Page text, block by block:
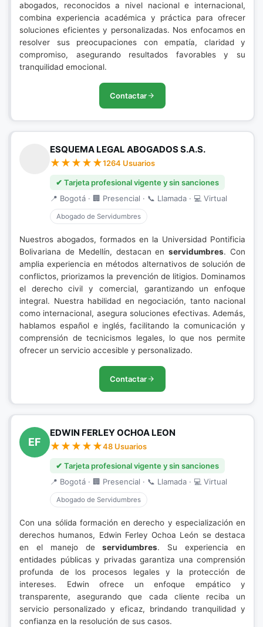
abogados, reconocidos a nivel nacional e internacional,
combina experiencia académica y práctica para ofrecer
soluciones eficientes y personalizadas. Nos enfocamos en
resolver sus preocupaciones con empatía, claridad y
compromiso, asegurando resultados favorables y su
tranquilidad emocional.
Contactar
ESQUEMA LEGAL ABOGADOS S.A.S.
1264 Usuarios
✔ Tarjeta profesional vigente y sin sanciones
📍 Bogotá · 🏢 Presencial · 📞 Llamada · 💻 Virtual
Abogado de Servidumbres
Nuestros abogados, formados en la Universidad Pontificia
Bolivariana de Medellín, destacan enservidumbres. Con
amplia experiencia en métodos alternativos de solución de
conflictos, priorizamos la prevención de litigios. Dominamos
el derecho civil y comercial, garantizando un enfoque
integral. Nuestra habilidad en negociación, tanto nacional
como internacional, asegura soluciones efectivas. Además,
hablamos español e inglés, facilitando la comunicación y
comprensión de tecnicismos legales, lo que nos permite
ofrecer un servicio accesible y personalizado.
Contactar
EF
EDWIN FERLEY OCHOA LEON
48 Usuarios
✔ Tarjeta profesional vigente y sin sanciones
📍 Bogotá · 🏢 Presencial · 📞 Llamada · 💻 Virtual
Abogado de Servidumbres
Con una sólida formación en derecho y especialización en
derechos humanos, Edwin Ferley Ochoa León se destaca
en el manejo deservidumbres. Su experiencia en
entidades públicas y privadas garantiza una comprensión
profunda de los procesos legales y la protección de
intereses. Edwin ofrece un enfoque empático y
transparente, asegurando que cada cliente reciba un
servicio personalizado y eficaz, brindando tranquilidad y
confianza en la resolución de sus casos.